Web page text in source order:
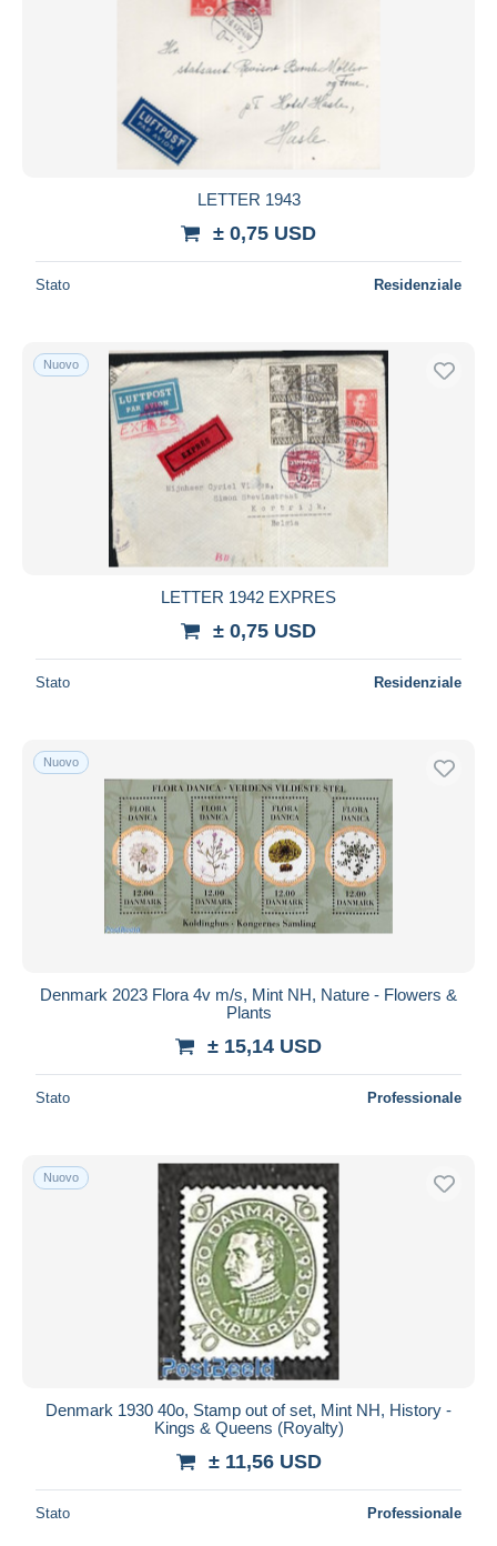
LETTER 1943
± 0,75 USD
Stato Residenziale
Nuovo
LETTER 1942 EXPRES
± 0,75 USD
Stato Residenziale
Nuovo
Denmark 2023 Flora 4v m/s, Mint NH, Nature - Flowers &
Plants
± 15,14 USD
Stato Professionale
Nuovo
Denmark 1930 40o, Stamp out of set, Mint NH, History -
Kings & Queens (Royalty)
± 11,56 USD
Stato Professionale